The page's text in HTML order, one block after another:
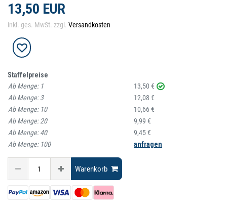
13,50 EUR
inkl. ges. MwSt. zzgl. Versandkosten
Staffelpreise
Ab Menge: 1
13,50 €
Ab Menge:3
12,08 €
Ab Menge: 10
10,66 €
Ab Menge:20
9,99 €
Ab Menge:40
9,45 €
Ab Menge: 100 anfragen
Warenkorb